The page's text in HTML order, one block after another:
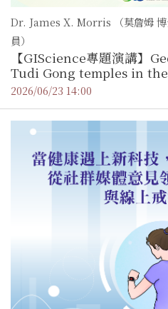
Dr. James X. Morris （莫詹姆 博
員）
【GIScience專題演講】
Tudi Gong temples in
additional 2 years of
2026/06/23 14:00